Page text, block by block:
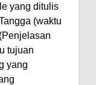
yang ditulis
(waktu
tujuan
yang